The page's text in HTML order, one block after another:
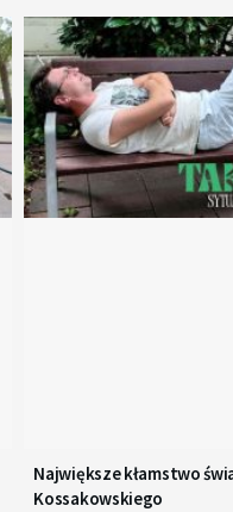
Największe kłamstwo
Kossakowskiego